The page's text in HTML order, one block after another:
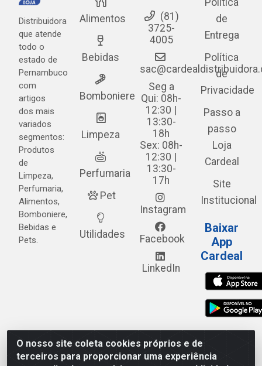
O nosso site coleta cookies próprios e de
terceiros para proporcionar uma experiência
Distribuidora
que atende
todo o
estado de
Pernambuco
com
artigos
dos mais
variados
segmentos:
Produtos
de
Limpeza,
Perfumaria,
Alimentos,
Bomboniere,
Bebidas e
Pets.
Alimentos
Bebidas
Bomboniere
Limpeza
Perfumaria
Pet
Utilidades
(81)
3725-
4005
Seg a
Qui: 08h-
12:30 |
13:30-
18h
Sex: 08h-
12:30 |
13:30-
17h
Instagram
Facebook
LinkedIn
Política
de
Entrega
Política
de
Privacidade
Passo a
passo
Loja
Cardeal
Site
Institucional
Baixar
App
Cardeal
Cardeal Distribuidora - Estrada Alto do Moura, 582 - Alto
do Moura - Caruaru/PE - CEP 55.040-120 - CNPJ